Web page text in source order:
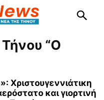
“Ο
Χριστουγεννιάτικη
και γιορτινή